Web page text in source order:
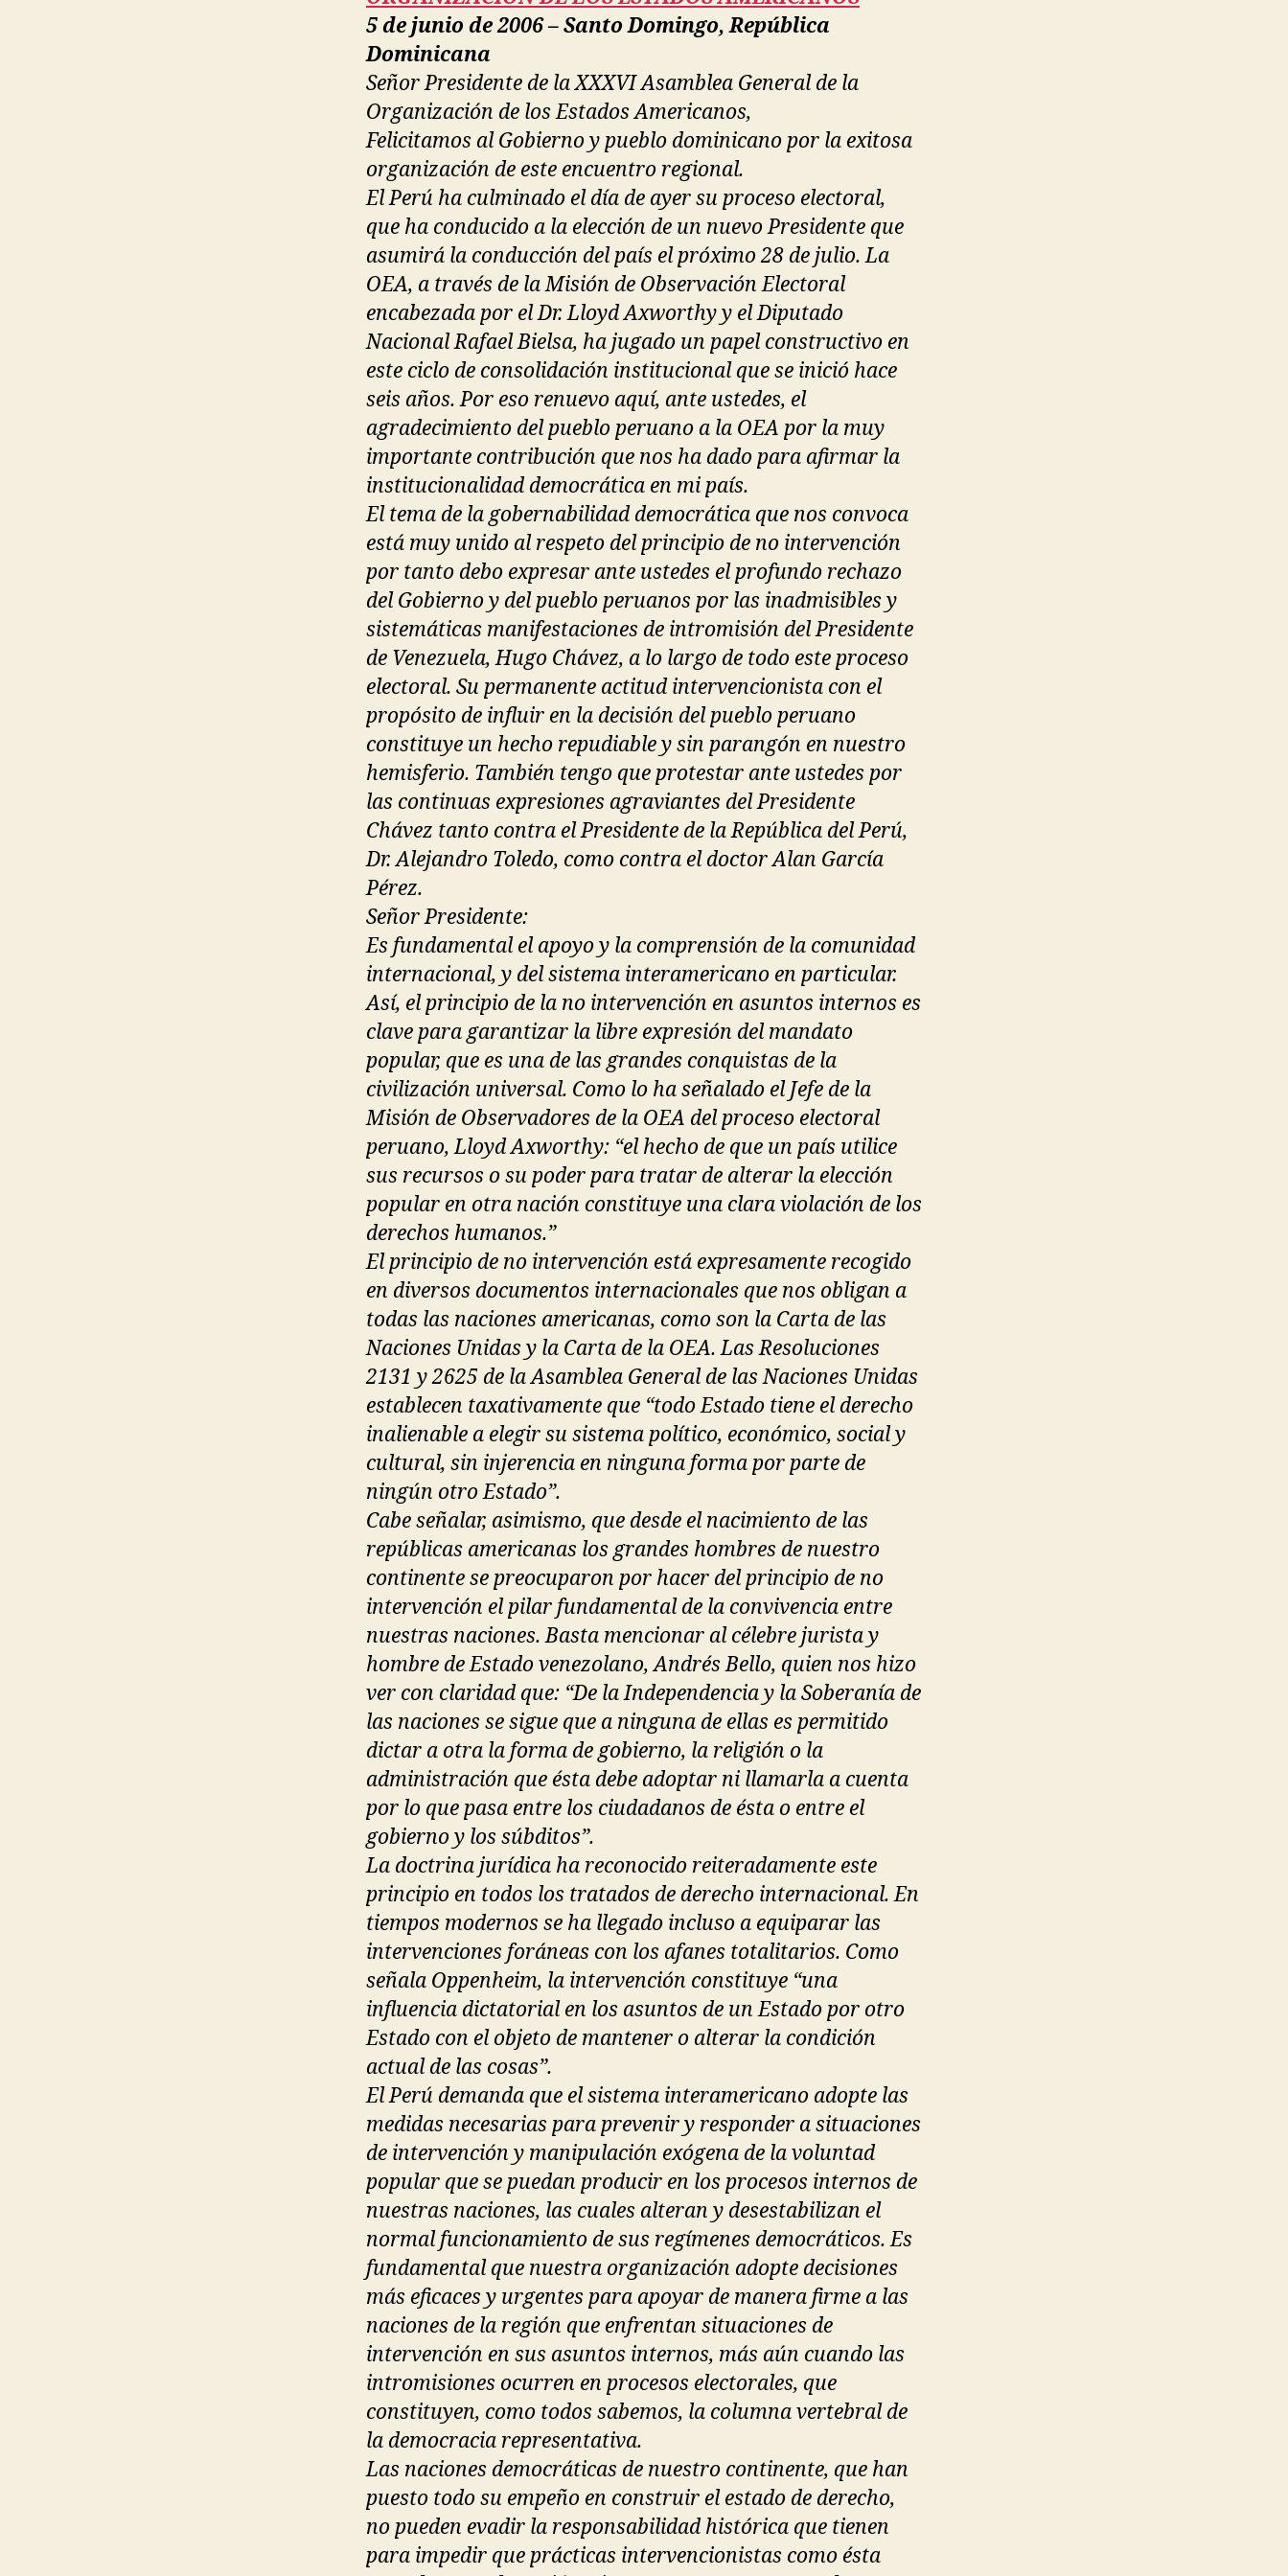
5 de junio de 2006 – Santo Domingo, República
Dominicana
Señor Presidente de la XXXVI Asamblea General de la
Organización de los Estados Americanos,
Felicitamos al Gobierno y pueblo dominicano por la exitosa
organización de este encuentro regional.
El Perú ha culminado el día de ayer su proceso electoral,
que ha conducido a la elección de un nuevo Presidente que
asumirá la conducción del país el próximo 28 de julio. La
OEA, a través de la Misión de Observación Electoral
encabezada por el Dr. Lloyd Axworthy y el Diputado
Nacional Rafael Bielsa, ha jugado un papel constructivo en
este ciclo de consolidación institucional que se inició hace
seis años. Por eso renuevo aquí, ante ustedes, el
agradecimiento del pueblo peruano a la OEA por la muy
importante contribución que nos ha dado para afirmar la
institucionalidad democrática en mi país.
El tema de la gobernabilidad democrática que nos convoca
está muy unido al respeto del principio de no intervención
por tanto debo expresar ante ustedes el profundo rechazo
del Gobierno y del pueblo peruanos por las inadmisibles y
sistemáticas manifestaciones de intromisión del Presidente
de Venezuela, Hugo Chávez, a lo largo de todo este proceso
electoral. Su permanente actitud intervencionista con el
propósito de influir en la decisión del pueblo peruano
constituye un hecho repudiable y sin parangón en nuestro
hemisferio. También tengo que protestar ante ustedes por
las continuas expresiones agraviantes del Presidente
Chávez tanto contra el Presidente de la República del Perú,
Dr. Alejandro Toledo, como contra el doctor Alan García
Pérez.
Señor Presidente:
Es fundamental el apoyo y la comprensión de la comunidad
internacional, y del sistema interamericano en particular.
Así, el principio de la no intervención en asuntos internos es
clave para garantizar la libre expresión del mandato
popular, que es una de las grandes conquistas de la
civilización universal. Como lo ha señalado el Jefe de la
Misión de Observadores de la OEA del proceso electoral
peruano, Lloyd Axworthy: “el hecho de que un país utilice
sus recursos o su poder para tratar de alterar la elección
popular en otra nación constituye una clara violación de los
derechos humanos.”
El principio de no intervención está expresamente recogido
en diversos documentos internacionales que nos obligan a
todas las naciones americanas, como son la Carta de las
Naciones Unidas y la Carta de la OEA. Las Resoluciones
2131 y 2625 de la Asamblea General de las Naciones Unidas
establecen taxativamente que “todo Estado tiene el derecho
inalienable a elegir su sistema político, económico, social y
cultural, sin injerencia en ninguna forma por parte de
ningún otro Estado”.
Cabe señalar, asimismo, que desde el nacimiento de las
repúblicas americanas los grandes hombres de nuestro
continente se preocuparon por hacer del principio de no
intervención el pilar fundamental de la convivencia entre
nuestras naciones. Basta mencionar al célebre jurista y
hombre de Estado venezolano, Andrés Bello, quien nos hizo
ver con claridad que: “De la Independencia y la Soberanía de
las naciones se sigue que a ninguna de ellas es permitido
dictar a otra la forma de gobierno, la religión o la
administración que ésta debe adoptar ni llamarla a cuenta
por lo que pasa entre los ciudadanos de ésta o entre el
gobierno y los súbditos”.
La doctrina jurídica ha reconocido reiteradamente este
principio en todos los tratados de derecho internacional. En
tiempos modernos se ha llegado incluso a equiparar las
intervenciones foráneas con los afanes totalitarios. Como
señala Oppenheim, la intervención constituye “una
influencia dictatorial en los asuntos de un Estado por otro
Estado con el objeto de mantener o alterar la condición
actual de las cosas”.
El Perú demanda que el sistema interamericano adopte las
medidas necesarias para prevenir y responder a situaciones
de intervención y manipulación exógena de la voluntad
popular que se puedan producir en los procesos internos de
nuestras naciones, las cuales alteran y desestabilizan el
normal funcionamiento de sus regímenes democráticos. Es
fundamental que nuestra organización adopte decisiones
más eficaces y urgentes para apoyar de manera firme a las
naciones de la región que enfrentan situaciones de
intervención en sus asuntos internos, más aún cuando las
intromisiones ocurren en procesos electorales, que
constituyen, como todos sabemos, la columna vertebral de
la democracia representativa.
Las naciones democráticas de nuestro continente, que han
puesto todo su empeño en construir el estado de derecho,
no pueden evadir la responsabilidad histórica que tienen
para impedir que prácticas intervencionistas como ésta